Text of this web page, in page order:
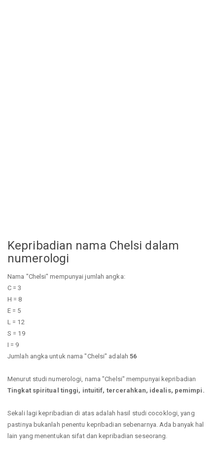
Kepribadian nama Chelsi dalam
numerologi
Nama "Chelsi" mempunyai jumlah angka:
C = 3
H = 8
E = 5
L = 12
S = 19
I = 9
Jumlah angka untuk nama "Chelsi" adalah 56
Menurut studi numerologi, nama "Chelsi" mempunyai kepribadian
Tingkat spiritual tinggi, intuitif, tercerahkan, idealis, pemimpi.
Sekali lagi kepribadian di atas adalah hasil studi cocoklogi, yang
pastinya bukanlah penentu kepribadian sebenarnya. Ada banyak hal
lain yang menentukan sifat dan kepribadian seseorang.